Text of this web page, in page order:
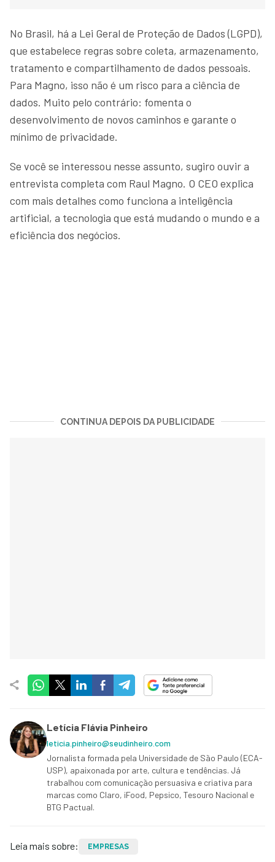
No Brasil, há a Lei Geral de Proteção de Dados (LGPD),
que estabelece regras sobre coleta, armazenamento,
tratamento e compartilhamento de dados pessoais.
Para Magno, isso não é um risco para a ciência de
dados. Muito pelo contrário: fomenta o
desenvolvimento de novos caminhos e garante o
mínimo de privacidade.
Se você se interessou nesse assunto, sugiro ouvir a
entrevista completa com Raul Magno. O CEO explica
com mais detalhes como funciona a inteligência
artificial, a tecnologia que está mudando o mundo e a
eficiência dos negócios.
CONTINUA DEPOIS DA PUBLICIDADE
Letícia Flávia Pinheiro
leticia.pinheiro@seudinheiro.com
Jornalista formada pela Universidade de São Paulo (ECA-
USP), apaixonada por arte, cultura e tendências. Já
trabalhou com comunicação persuasiva e criativa para
marcas como Claro, iFood, Pepsico, Tesouro Nacional e
BTG Pactual.
Leia mais sobre: EMPRESAS